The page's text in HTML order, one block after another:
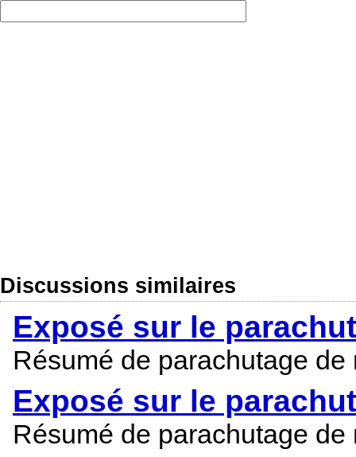
Discussions similaires
Exposé sur le
Résumé de parachutage
Exposé sur le
Résumé de parachutage